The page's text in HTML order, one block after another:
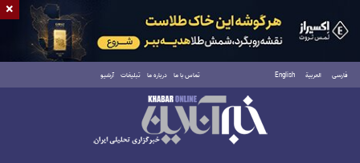
فارسی العربية English تماس با ما درباره ما تبلیغات آرشیو
جمعه ۱۶ مرداد ۱۴۰۵
×